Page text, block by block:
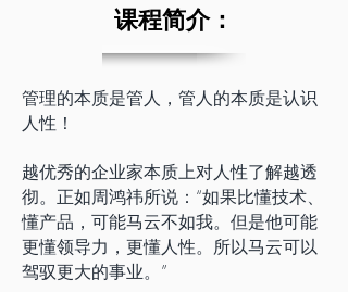
课程简介：
管理的本质是管人，管人的本质是认识
人性！
​越优秀的企业家本质上对人性了解越透
彻。正如周鸿祎所说：“如果比懂技术、
懂产品，可能马云不如我。但是他可能
更懂领导力，更懂人性。所以马云可以
驾驭更大的事业。”